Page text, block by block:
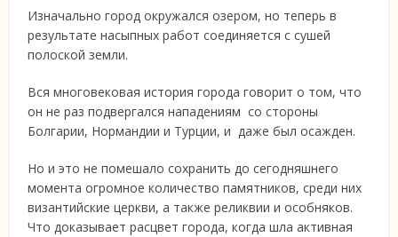
Изначально город окружался озером, но теперь в
результате насыпных работ соединяется с сушей
полоской земли.
Вся многовековая история города говорит о том, что
он не раз подвергался нападениям со стороны
Болгарии, Нормандии и Турции, и даже был осажден.
Но и это не помешало сохранить до сегодняшнего
момента огромное количество памятников, среди них
византийские церкви, а также реликвии и особняков.
Что доказывает расцвет города, когда шла активная